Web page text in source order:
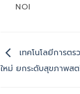
NOI
เทคโนโลยีการต
ใหม่ ยกระดับสุขภาพส